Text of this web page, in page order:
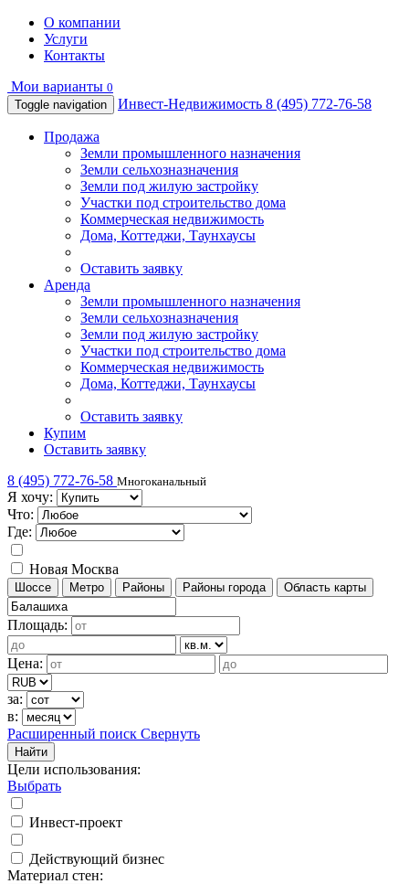
О компании
Услуги
Контакты
Мои варианты 0
Toggle navigation
Инвест-Недвижимость 8 (495) 772-76-58
Продажа
Земли промышленного назначения
Земли сельхозназначения
Земли под жилую застройку
Участки под строительство дома
Коммерческая недвижимость
Дома, Коттеджи, Таунхаусы
Оставить заявку
Аренда
Земли промышленного назначения
Земли сельхозназначения
Земли под жилую застройку
Участки под строительство дома
Коммерческая недвижимость
Дома, Коттеджи, Таунхаусы
Оставить заявку
Купим
Оставить заявку
8 (495) 772-76-58 Многоканальный
Я хочу:
Что:
Где:
Новая Москва
Шоссе Метро Районы Районы города Область карты
Площадь:
Цена:
за:
в:
Расширенный поиск Свернуть
Найти
Цели использования:
Выбрать
Инвест-проект
Действующий бизнес
Материал стен: